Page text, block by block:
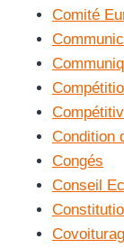
Comité
Condition
Congés
Conseil